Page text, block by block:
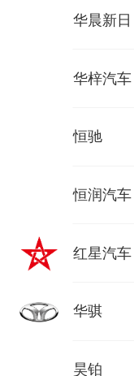
华晨新日
华梓汽车
恒驰
恒润汽车
红星汽车
华骐
昊铂